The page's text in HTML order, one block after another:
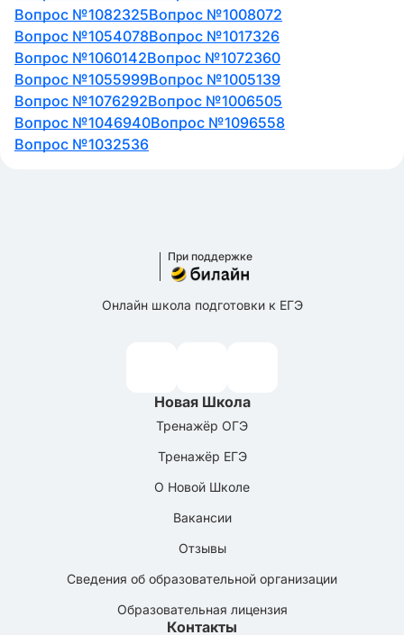
Вопрос №1082325Вопрос №1008072
Вопрос №1054078Вопрос №1017326
Вопрос №1060142Вопрос №1072360
Вопрос №1055999Вопрос №1005139
Вопрос №1076292Вопрос №1006505
Вопрос №1046940Вопрос №1096558
Вопрос №1032536
При поддержке
Онлайн школа подготовки к ЕГЭ
Новая Школа
Тренажёр ОГЭ
Тренажёр ЕГЭ
О Новой Школе
Вакансии
Отзывы
Сведения об образовательной организации
Образовательная лицензия
Контакты